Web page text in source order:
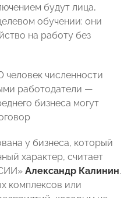
будут лица,
обучении: они
на работу без
человек численности
работодатели —
бизнеса могут
у бизнеса, который
характер, считает
Александр Калинин.
комплексов или